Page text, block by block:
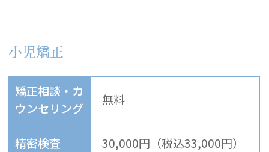
小児矯正
矯正相談・カ
ウンセリング
無料
精密検査 30,000円（税込33,000円）